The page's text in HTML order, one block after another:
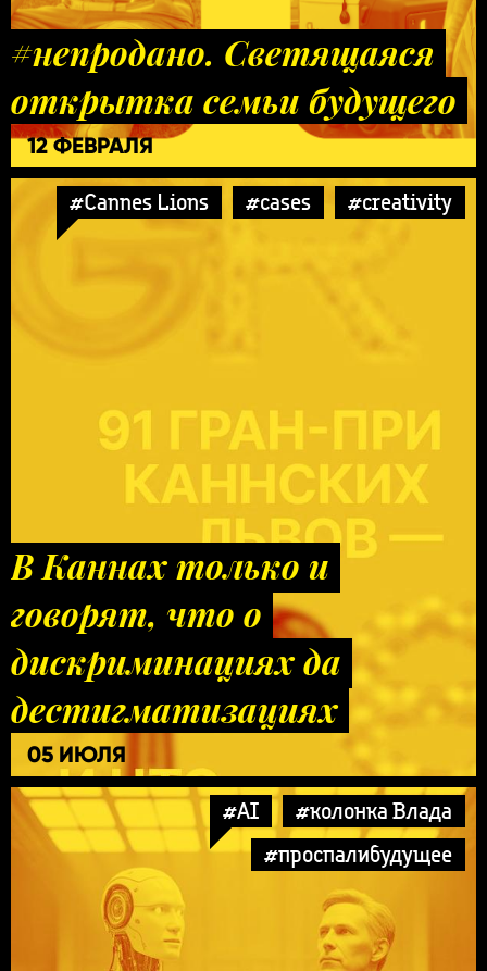
#непродано. Светящаяся
открытка семьи будущего
12 ФЕВРАЛЯ
#Cannes Lions #cases #creativity
В Каннах только и
говорят, что о
дискриминациях да
дестигматизациях
05 ИЮЛЯ
#AI
#колонка Влада
#проспалибудущее